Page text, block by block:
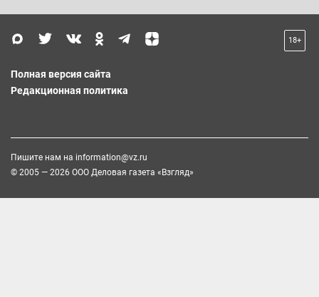
18+
Полная версия сайта
Редакционная политика
Пишите нам на information@vz.ru
© 2005 — 2026 ООО Деловая газета «Взгляд»